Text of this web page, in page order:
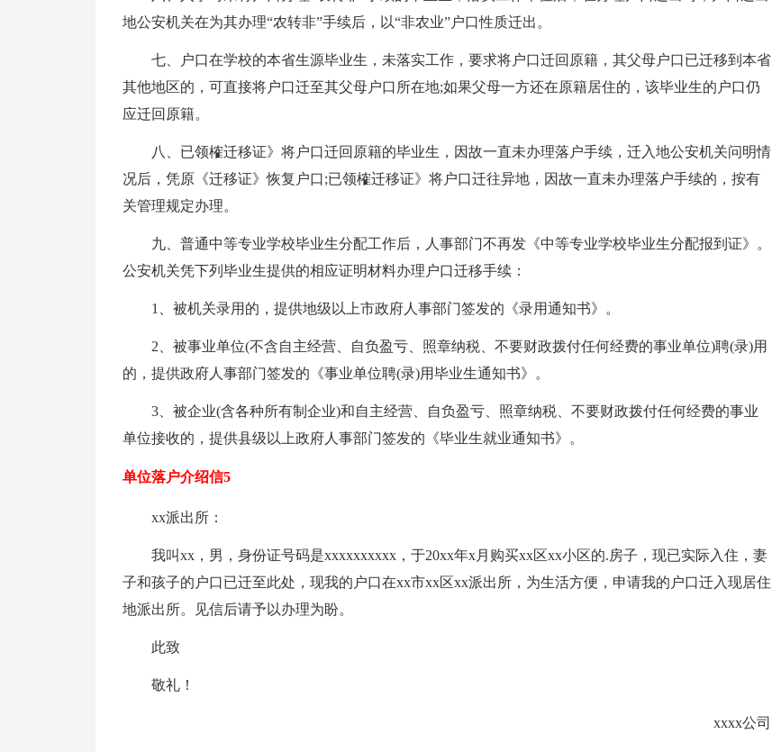
地公安机关在为其办理“农转非”手续后，以“非农业”户口性质迁出。
七、户口在学校的本省生源毕业生，未落实工作，要求将户口迁回原籍，其父母户口已迁移到本省
其他地区的，可直接将户口迁至其父母户口所在地;如果父母一方还在原籍居住的，该毕业生的户口仍
应迁回原籍。
八、已领榷迁移证》将户口迁回原籍的毕业生，因故一直未办理落户手续，迁入地公安机关问明情
况后，凭原《迁移证》恢复户口;已领榷迁移证》将户口迁往异地，因故一直未办理落户手续的，按有
关管理规定办理。
九、普通中等专业学校毕业生分配工作后，人事部门不再发《中等专业学校毕业生分配报到证》。
公安机关凭下列毕业生提供的相应证明材料办理户口迁移手续：
1、被机关录用的，提供地级以上市政府人事部门签发的《录用通知书》。
2、被事业单位(不含自主经营、自负盈亏、照章纳税、不要财政拨付任何经费的事业单位)聘(录)用
的，提供政府人事部门签发的《事业单位聘(录)用毕业生通知书》。
3、被企业(含各种所有制企业)和自主经营、自负盈亏、照章纳税、不要财政拨付任何经费的事业
单位接收的，提供县级以上政府人事部门签发的《毕业生就业通知书》。
单位落户介绍信5
xx派出所：
我叫xx，男，身份证号码是xxxxxxxxxx，于20xx年x月购买xx区xx小区的.房子，现已实际入住，妻
子和孩子的户口已迁至此处，现我的户口在xx市xx区xx派出所，为生活方便，申请我的户口迁入现居住
地派出所。见信后请予以办理为盼。
此致
敬礼！
xxxx公司